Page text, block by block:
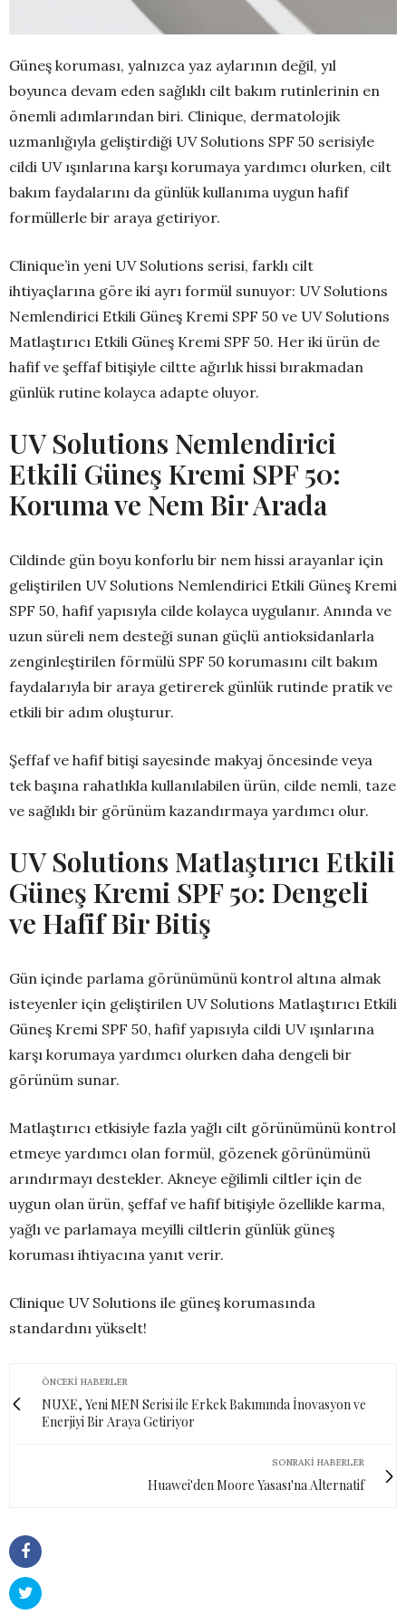
Güneş koruması, yalnızca yaz aylarının değil, yıl
boyunca devam eden sağlıklı cilt bakım rutinlerinin en
önemli adımlarından biri. Clinique, dermatolojik
uzmanlığıyla geliştirdiği UV Solutions SPF 50 serisiyle
cildi UV ışınlarına karşı korumaya yardımcı olurken, cilt
bakım faydalarını da günlük kullanıma uygun hafif
formüllerle bir araya getiriyor.
Clinique’in yeni UV Solutions serisi, farklı cilt
ihtiyaçlarına göre iki ayrı formül sunuyor: UV Solutions
Nemlendirici Etkili Güneş Kremi SPF 50 ve UV Solutions
Matlaştırıcı Etkili Güneş Kremi SPF 50. Her iki ürün de
hafif ve şeffaf bitişiyle ciltte ağırlık hissi bırakmadan
günlük rutine kolayca adapte oluyor.
UV Solutions Nemlendirici
Etkili Güneş Kremi SPF 50:
Koruma ve Nem Bir Arada
Cildinde gün boyu konforlu bir nem hissi arayanlar için
geliştirilen UV Solutions Nemlendirici Etkili Güneş Kremi
SPF 50, hafif yapısıyla cilde kolayca uygulanır. Anında ve
uzun süreli nem desteği sunan güçlü antioksidanlarla
zenginleştirilen förmülü SPF 50 korumasını cilt bakım
faydalarıyla bir araya getirerek günlük rutinde pratik ve
etkili bir adım oluşturur.
Şeffaf ve hafif bitişi sayesinde makyaj öncesinde veya
tek başına rahatlıkla kullanılabilen ürün, cilde nemli, taze
ve sağlıklı bir görünüm kazandırmaya yardımcı olur.
UV Solutions Matlaştırıcı Etkili
Güneş Kremi SPF 50: Dengeli
ve Hafif Bir Bitiş
Gün içinde parlama görünümünü kontrol altına almak
isteyenler için geliştirilen UV Solutions Matlaştırıcı Etkili
Güneş Kremi SPF 50, hafif yapısıyla cildi UV ışınlarına
karşı korumaya yardımcı olurken daha dengeli bir
görünüm sunar.
Matlaştırıcı etkisiyle fazla yağlı cilt görünümünü kontrol
etmeye yardımcı olan formül, gözenek görünümünü
arındırmayı destekler. Akneye eğilimli ciltler için de
uygun olan ürün, şeffaf ve hafif bitişiyle özellikle karma,
yağlı ve parlamaya meyilli ciltlerin günlük güneş
koruması ihtiyacına yanıt verir.
Clinique UV Solutions ile güneş korumasında
standardını yükselt!
ÖNCEKI HABERLER
NUXE, Yeni MEN Serisi ile Erkek Bakımında İnovasyon ve
Enerjiyi Bir Araya Getiriyor
SONRAKI HABERLER
Huawei'den Moore Yasası'na Alternatif